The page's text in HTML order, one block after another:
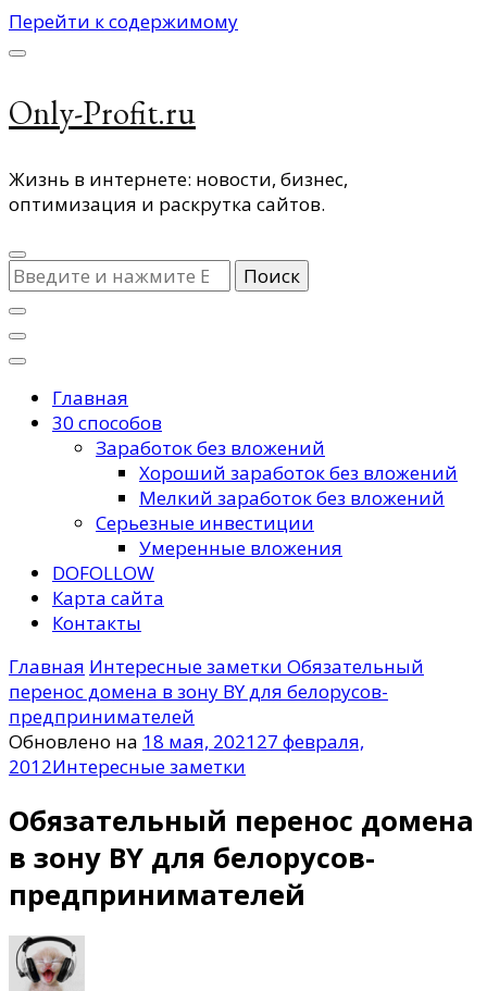
Перейти к содержимому
Only-Profit.ru
Жизнь в интернете: новости, бизнес,
оптимизация и раскрутка сайтов.
Ищите
что-
то?
Главная
30 способов
Заработок без вложений
Хороший заработок без вложений
Мелкий заработок без вложений
Серьезные инвестиции
Умеренные вложения
DOFOLLOW
Карта сайта
Контакты
Главная Интересные заметки Обязательный
перенос домена в зону BY для белорусов-
предпринимателей
Обновлено на 18 мая, 202127 февраля,
2012Интересные заметки
Обязательный перенос домена
в зону BY для белорусов-
предпринимателей